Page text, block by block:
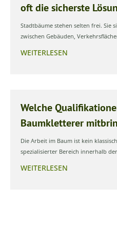
oft die sicherste
Stadtbäume stehen selten frei. Sie
zwischen Gebäuden,
WEITERLESEN
Welche
Baumkletterer
Die Arbeit im Baum ist kein
spezialisierter Bereich innerhalb der
WEITERLESEN